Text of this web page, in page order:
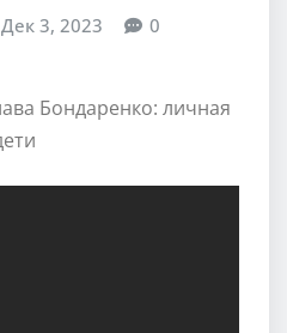
Дек 3, 2023 0